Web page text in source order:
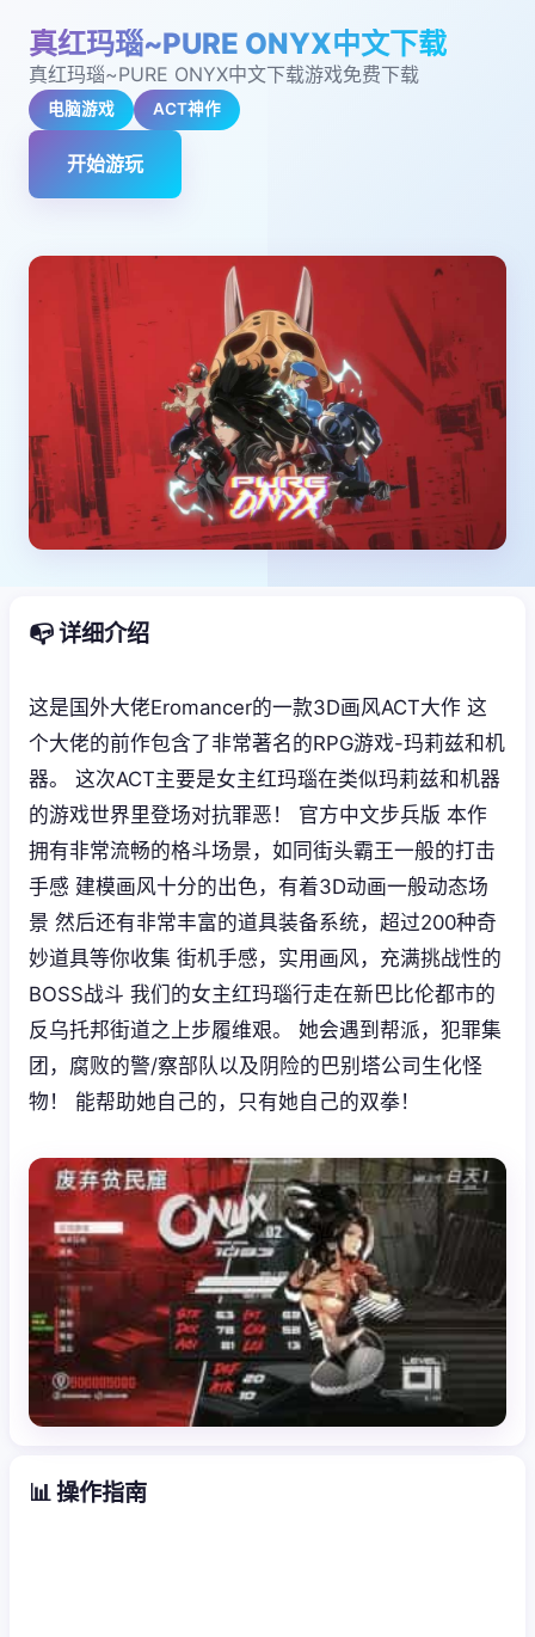
真红玛瑙~PURE ONYX中文下载
真红玛瑙~PURE ONYX中文下载游戏免费下载
电脑游戏 ACT神作
开始游玩
📭 详细介绍
这是国外大佬Eromancer的一款3D画风ACT大作 这
个大佬的前作包含了非常著名的RPG游戏-玛莉兹和机
器。 这次ACT主要是女主红玛瑙在类似玛莉兹和机器
的游戏世界里登场对抗罪恶！ 官方中文步兵版 本作
拥有非常流畅的格斗场景，如同街头霸王一般的打击
手感 建模画风十分的出色，有着3D动画一般动态场
景 然后还有非常丰富的道具装备系统，超过200种奇
妙道具等你收集 街机手感，实用画风，充满挑战性的
BOSS战斗 我们的女主红玛瑙行走在新巴比伦都市的
反乌托邦街道之上步履维艰。 她会遇到帮派，犯罪集
团，腐败的警/察部队以及阴险的巴别塔公司生化怪
物！ 能帮助她自己的，只有她自己的双拳！
📊 操作指南